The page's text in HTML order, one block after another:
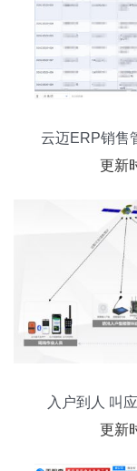
云迈ERP销售
更新
入户到人 叫
更新